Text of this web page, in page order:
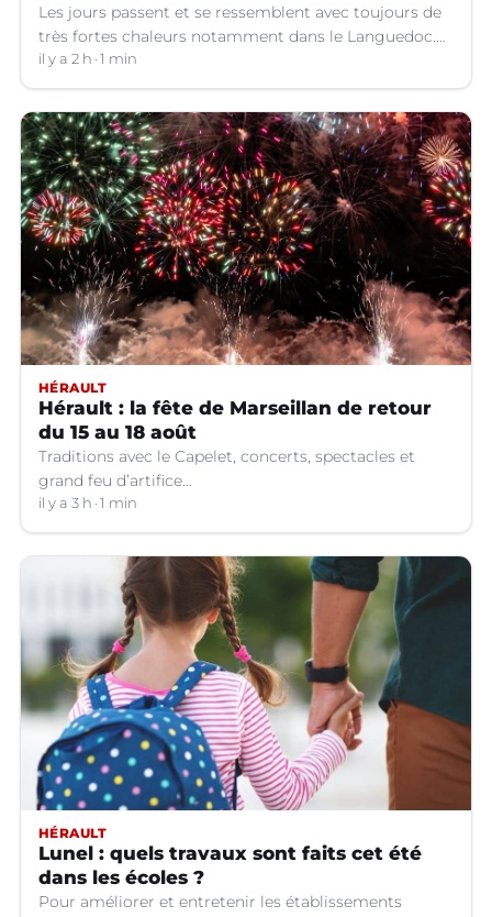
Les jours passent et se ressemblent avec toujours de
très fortes chaleurs notamment dans le Languedoc.
Jusqu’à quand ?
il y a 2 h 1 min
HÉRAULT
Hérault : la fête de Marseillan de retour
du 15 au 18 août
Traditions avec le Capelet, concerts, spectacles et
grand feu d’artifice...
il y a 3 h 1 min
HÉRAULT
Lunel : quels travaux sont faits cet été
dans les écoles ?
Pour améliorer et entretenir les établissements